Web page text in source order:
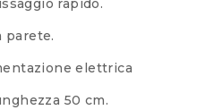
parete.
elettrica
50 cm.